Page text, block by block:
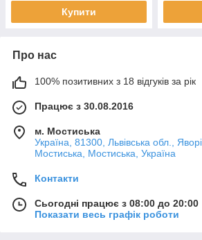
Купити
Про нас
100% позитивних з 18 відгуків за рік
Працює з 30.08.2016
м. Мостиська
Україна, 81300, Львівська обл.,
Мостиська, Мостиська, Україна
Контакти
Сьогодні працює з 08:00 до 20:00
Показати весь графік роботи